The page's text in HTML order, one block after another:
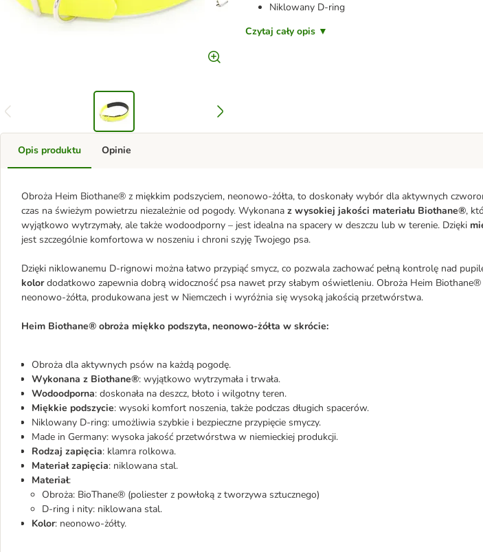
Niklowany D-ring
Czytaj cały opis ▼
Opis produktu
Obroża Heim Biothane® z miękkim podszyciem, neonowo-żółta, to doskonały wybór dla aktywnych
czas na świeżym powietrzu niezależnie od pogody. Wykonana z wysokiej jakości materiału Biothane®,
wyjątkowo wytrzymały, ale także wodoodporny – jest idealna na spacery w deszczu lub w terenie. Dzięki
jest szczególnie komfortowa w noszeniu i chroni szyję Twojego psa.
Dzięki niklowanemu D-rignowi można łatwo przypiąć smycz, co pozwala zachować pełną kontrolę nad
kolordodatkowo zapewnia dobrą widoczność psa nawet przy słabym oświetleniu. Obroża Heim Biothane®
neonowo-żółta, produkowana jest w Niemczech i wyróżnia się wysoką jakością przetwórstwa.
Heim Biothane® obroża miękko podszyta, neonowo-żółta w skrócie:
Obroża dla aktywnych psów na każdą pogodę.
Wykonana z Biothane®: wyjątkowo wytrzymała i trwała.
Wodoodporna: doskonała na deszcz, błoto i wilgotny teren.
Miękkie podszycie: wysoki komfort noszenia, także podczas długich spacerów.
Niklowany D-ring: umożliwia szybkie i bezpieczne przypięcie smyczy.
Made in Germany: wysoka jakość przetwórstwa w niemieckiej produkcji.
Rodzaj zapięcia: klamra rolkowa.
Materiał zapięcia: niklowana stal.
Materiał:
Obroża: BioThane® (poliester z powłoką z tworzywa sztucznego)
D-ring i nity: niklowana stal.
Kolor: neonowo-żółty.
Opinie